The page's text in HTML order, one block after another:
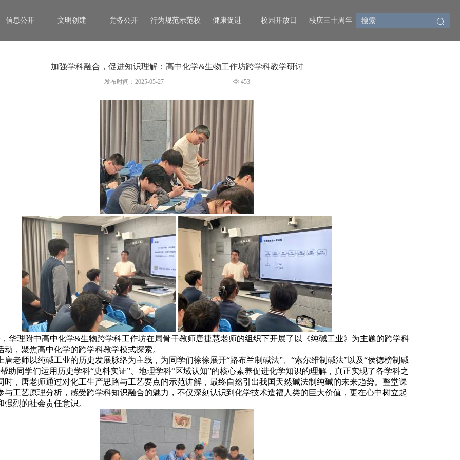
信息公开 文明创建 党务公开 行为规范示范校 健康促进 校园开放日 校庆三十周年
加强学科融合，促进知识理解：高中化学&生物工作坊跨学科教学研讨
发布时间：2025-05-27 453
华理附中高中化学&生物跨学科工作坊在局骨干教师唐捷慧老师的组织下开展了以《纯碱工业》为主题的跨学科
动，聚焦高中化学的跨学科教学模式探索。
唐老师以纯碱工业的历史发展脉络为主线，为同学们徐徐展开“路布兰制碱法”、“索尔维制碱法”以及“侯德榜制碱
助同学们运用历史学科“史料实证”、地理学科“区域认知”的核心素养促进化学知识的理解，真正实现了各学科之
时，唐老师通过对化工生产思路与工艺要点的示范讲解，最终自然引出我国天然碱法制纯碱的未来趋势。整堂课
与工艺原理分析，感受跨学科知识融合的魅力，不仅深刻认识到化学技术造福人类的巨大价值，更在心中树立起
强烈的社会责任意识。